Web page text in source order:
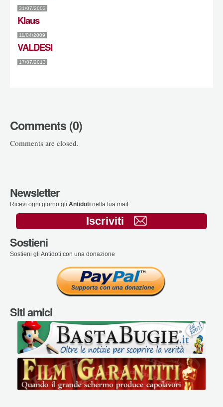
31/07/2003
Klaus
11/04/2009
VALDESI
17/07/2013
Comments (0)
Comments are closed.
Newsletter
Ricevi ogni giorno gli Antidoti nella tua mail
Iscriviti
Sostieni
Sostieni gli Antidoti con una donazione
Siti amici